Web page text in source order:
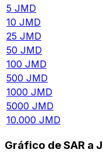
5 JMD
10 JMD
25 JMD
50 JMD
100 JMD
500 JMD
1000 JMD
5000 JMD
10.000 JMD
Gráfico de SAR a